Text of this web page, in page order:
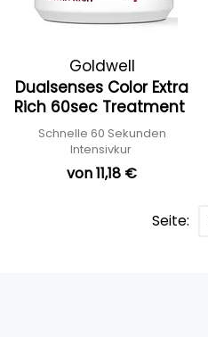
Goldwell
Dualsenses Color Extra
Rich 60sec Treatment
Schnelle 60 Sekunden
Intensivkur
von 11,18 €
Seite: